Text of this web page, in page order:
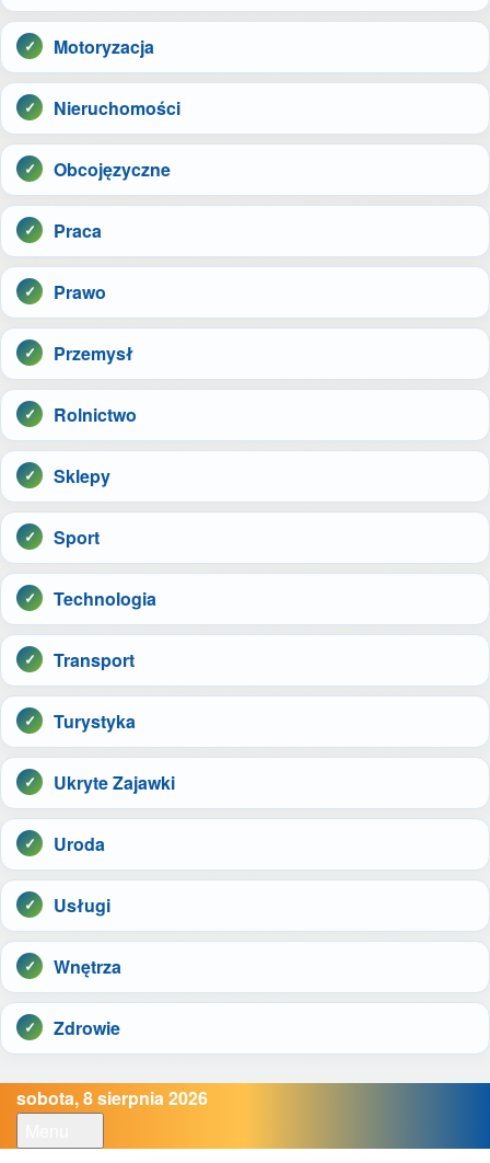
Motoryzacja
Nieruchomości
Obcojęzyczne
Praca
Prawo
Przemysł
Rolnictwo
Sklepy
Sport
Technologia
Transport
Turystyka
Ukryte Zajawki
Uroda
Usługi
Wnętrza
Zdrowie
sobota, 8 sierpnia 2026